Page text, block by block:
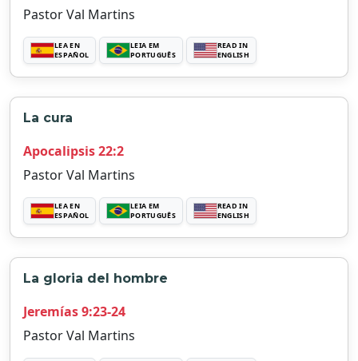
Pastor Val Martins
LEA EN
ESPAÑOL
LEIA EM
PORTUGUÊS
READ IN
ENGLISH
La cura
Apocalipsis 22:2
Pastor Val Martins
LEA EN
ESPAÑOL
LEIA EM
PORTUGUÊS
READ IN
ENGLISH
La gloria del hombre
Jeremías 9:23-24
Pastor Val Martins